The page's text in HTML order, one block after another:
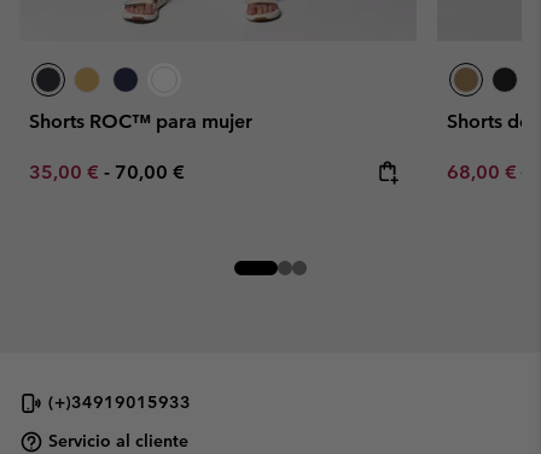
Shorts ROC™ para mujer
Minimum sale price:
35,00 € - Maximum price:
70,00 €
Shorts de
Sale price:
68,00 €
(+)34919015933
Servicio al cliente